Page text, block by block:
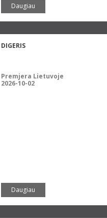
Daugiau
DIGERIS
Premjera Lietuvoje
2026-10-02
Daugiau